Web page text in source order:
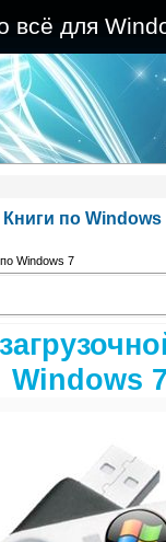
всё для
Книги по Windows
Windows 7
Windows